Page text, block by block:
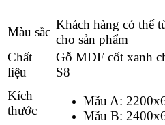
Màu sắc
Khách hàng có thể
cho sản phẩm
Chất
liệu
Gỗ MDF cốt xanh
S8
Kích
thước
Mẫu A:
Mẫu B: